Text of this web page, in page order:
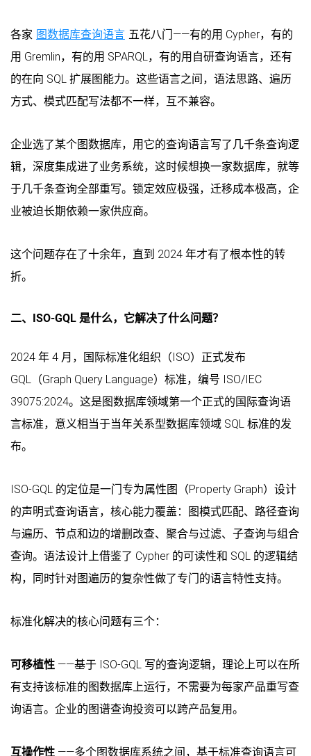
各家 图数据库查询语言 五花八门——有的用 Cypher，有的
用 Gremlin，有的用 SPARQL，有的用自研查询语言，还有
的在向 SQL 扩展图能力。这些语言之间，语法思路、遍历
方式、模式匹配写法都不一样，互不兼容。
企业选了某个图数据库，用它的查询语言写了几千条查询逻
辑，深度集成进了业务系统，这时候想换一家数据库，就等
于几千条查询全部重写。锁定效应极强，迁移成本极高，企
业被迫长期依赖一家供应商。
这个问题存在了十余年，直到 2024 年才有了根本性的转
折。
二、ISO-GQL 是什么，它解决了什么问题？
2024 年 4 月，国际标准化组织（ISO）正式发布
GQL（Graph Query Language）标准，编号 ISO/IEC
39075:2024。这是图数据库领域第一个正式的国际查询语
言标准，意义相当于当年关系型数据库领域 SQL 标准的发
布。
ISO-GQL 的定位是一门专为属性图（Property Graph）设计
的声明式查询语言，核心能力覆盖：图模式匹配、路径查询
与遍历、节点和边的增删改查、聚合与过滤、子查询与组合
查询。语法设计上借鉴了 Cypher 的可读性和 SQL 的逻辑结
构，同时针对图遍历的复杂性做了专门的语言特性支持。
标准化解决的核心问题有三个：
可移植性 ——基于 ISO-GQL 写的查询逻辑，理论上可以在所
有支持该标准的图数据库上运行，不需要为每家产品重写查
询语言。企业的图谱查询投资可以跨产品复用。
互操作性 ——多个图数据库系统之间，基于标准查询语言可